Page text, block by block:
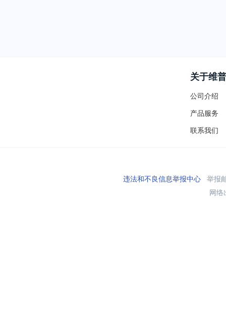
关于维普
公司介绍
产品服务
联系我们
违法和不良信息举报中心举报
网